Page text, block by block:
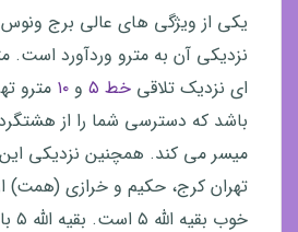
نزدیکی آن به مترو وردآورد است.
ای نزدیک تلاقی خط ۵ و ۱۰ مترو
باشد که دسترسی شما را از هشتگرد
میسر می کند. همچنین نزدیکی این
تهران کرج، حکیم و خرازی (همت)